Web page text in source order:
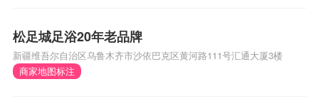
松足城足浴20年老品牌
新疆维吾尔自治区乌鲁木齐市沙依巴克区黄河路111号汇通大厦3楼
商家地图标注